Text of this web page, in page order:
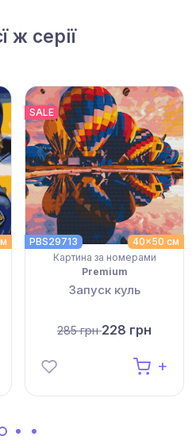
ж серії
SALE
40x50 см
PBS29713
Картина за номерами
Premium
Запуск куль
285 грн228 грн